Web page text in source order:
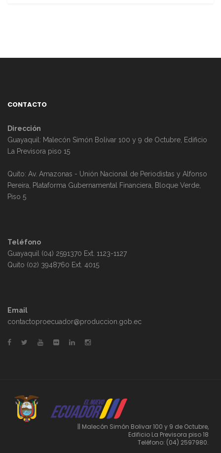
CONTACTO
Dirección
Guayaquil: Malecón Simón Bolivar 100 y 9 de Octubre, Edificio
La Previsora piso 15
Quito: Av. Amazonas - Unión Nacional de Periodistas y Alfonso
Pereira, Plataforma Gubernamental Financiera, Bloque Verde,
Piso 5
Teléfono
Guayaquil (04) 2591370 Ext. 1123-1127
Quito (02) 3948760 Ext. 4015
Email
contactoproecuador@produccion.gob.ec
|| Malecón Simón Bolivar 100 y 9 de Octubre,
Edificio La Previsora piso 18
Teléfono: (04) 2597980.